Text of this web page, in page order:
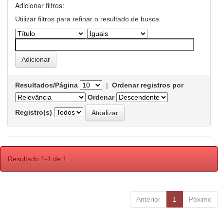
Adicionar filtros:
Utilizar filtros para refinar o resultado de busca.
Resultados/Página | Ordenar registros por
Ordenar
Registro(s)
Resultado 1-1 de 1.
Anterior 1 Póximo